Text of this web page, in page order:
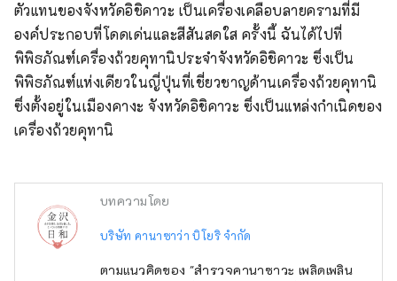
ตัวแทนของจังหวัดอิชิคาวะ เป็นเครื่องเคลือบลายครามที่มี
องค์ประกอบที่โดดเด่นและสีสันสดใส ครั้งนี้ ฉันได้ไปที่
พิพิธภัณฑ์เครื่องถ้วยคุทานิประจำจังหวัดอิชิคาวะ ซึ่งเป็น
พิพิธภัณฑ์แห่งเดียวในญี่ปุ่นที่เชี่ยวชาญด้านเครื่องถ้วยคุทานิ
ซึ่งตั้งอยู่ในเมืองคางะ จังหวัดอิชิคาวะ ซึ่งเป็นแหล่งกำเนิดของ
เครื่องถ้วยคุทานิ
บทความโดย
บริษัท คานาซาว่า บิโยริ จำกัด
ตามแนวคิดของ "สำรวจคานาซาวะ เพลิดเพลิน